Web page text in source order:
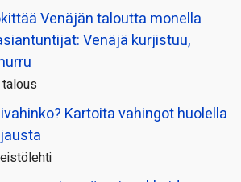
Venäjän taloutta monella
Venäjä kurjistuu,
talous
Kartoita vahingot huolella